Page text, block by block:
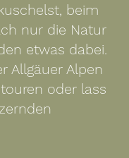
beim
nur die Natur
etwas dabei.
Allgäuer Alpen
oder lass